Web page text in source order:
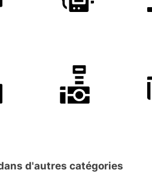
d'autres catégories